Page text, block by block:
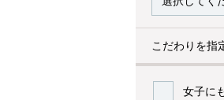
こだわりを指
女子に